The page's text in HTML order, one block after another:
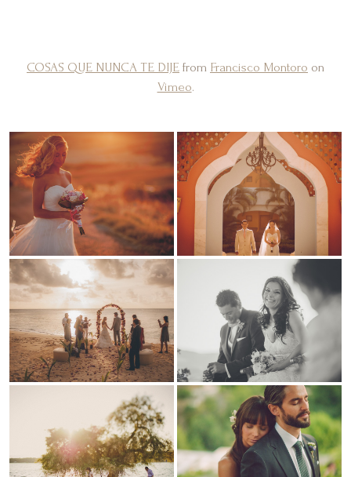
COSAS QUE NUNCA TE DIJE from Francisco Montoro on
Vimeo.